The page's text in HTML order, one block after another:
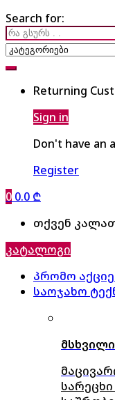
Search for:
Returning
Sign in
Don't have an
Register
0 0.0 ₾
თქვენ
კატალოგი
პრომო
საოჯახო
სარეცხი